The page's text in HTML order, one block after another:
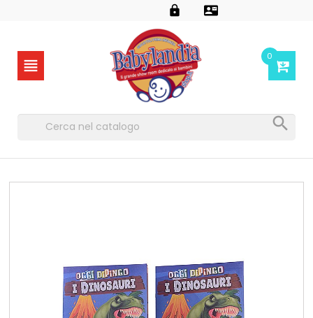
 
 0
